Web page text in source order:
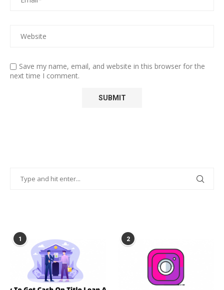
Save my name, email, and website in this browser for the
next time I comment.
1 2